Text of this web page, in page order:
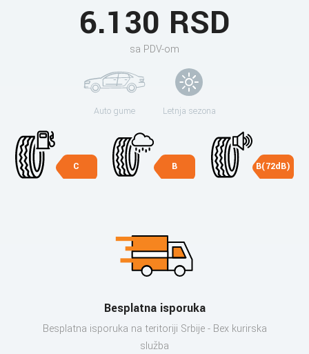
6.130 RSD
sa PDV-om
Auto gume Letnja sezona
C B B(72dB)
Besplatna isporuka
Besplatna isporuka na teritoriji Srbije - Bex kurirska
služba